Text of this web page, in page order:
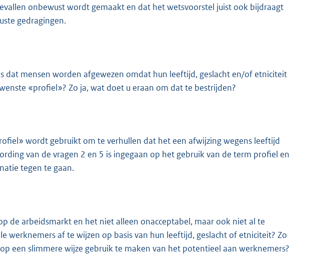
onbewust wordt gemaakt en dat het wetsvoorstel juist ook bijdraagt
gedragingen.
dat mensen worden afgewezen omdat hun leeftijd, geslacht en/of etniciteit
«profiel»? Zo ja, wat doet u eraan om dat te bestrijden?
wordt gebruikt om te verhullen dat het een afwijzing wegens leeftijd
van de vragen 2 en 5 is ingegaan op het gebruik van de term profiel en
tegen te gaan.
de arbeidsmarkt en het niet alleen onacceptabel, maar ook niet al te
werknemers af te wijzen op basis van hun leeftijd, geslacht of etniciteit? Zo
een slimmere wijze gebruik te maken van het potentieel aan werknemers?